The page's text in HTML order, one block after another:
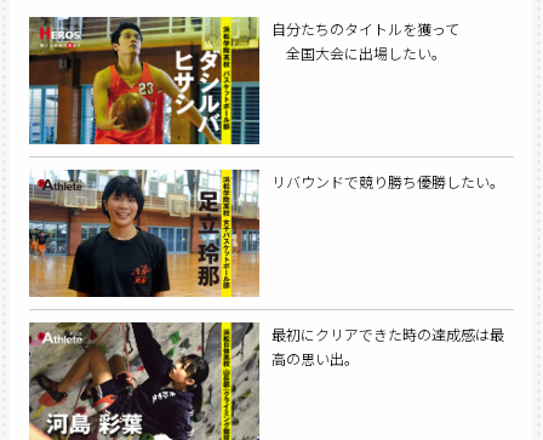
自分たちのタイトルを獲って
全国大会に出場したい。
リバウンドで競り勝ち優勝したい。
最初にクリアできた時の達成感は最
高の思い出。